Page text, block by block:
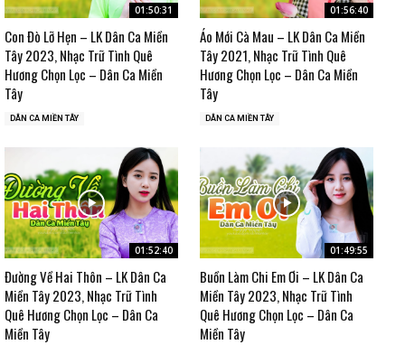
01:50:31
Con Đò Lỡ Hẹn – LK Dân Ca Miền
Tây 2023, Nhạc Trữ Tình Quê
Hương Chọn Lọc – Dân Ca Miền
Tây
DÂN CA MIỀN TÂY
01:56:40
Áo Mới Cà Mau – LK Dân Ca Miền
Tây 2021, Nhạc Trữ Tình Quê
Hương Chọn Lọc – Dân Ca Miền
Tây
DÂN CA MIỀN TÂY
01:52:40
Đường Về Hai Thôn – LK Dân Ca
Miền Tây 2023, Nhạc Trữ Tình
Quê Hương Chọn Lọc – Dân Ca
Miền Tây
01:49:55
Buồn Làm Chi Em Ơi – LK Dân Ca
Miền Tây 2023, Nhạc Trữ Tình
Quê Hương Chọn Lọc – Dân Ca
Miền Tây